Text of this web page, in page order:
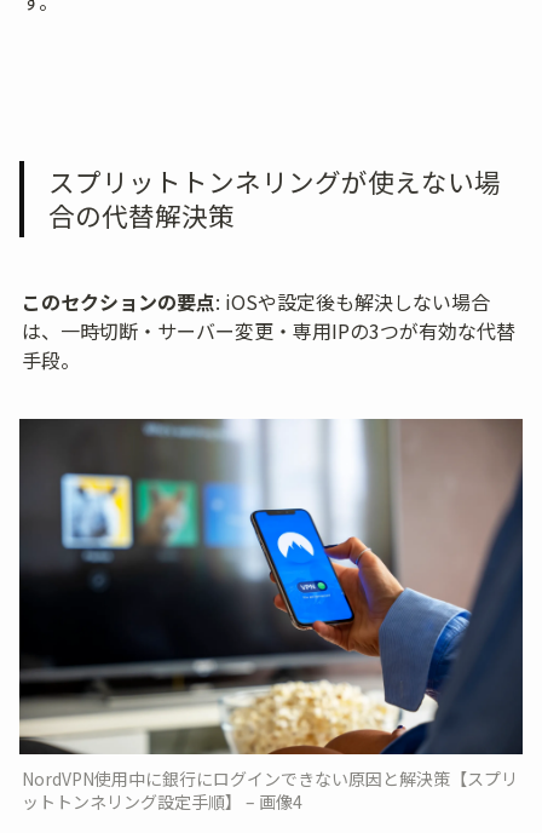
スプリットトンネリングが使えない場
合の代替解決策
このセクションの要点: iOSや設定後も解決しない場合
は、一時切断・サーバー変更・専用IPの3つが有効な代替
手段。
NordVPN使用中に銀行にログインできない原因と解決策【スプリ
ットトンネリング設定手順】 – 画像4